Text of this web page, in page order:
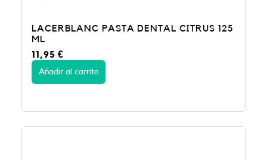
LACERBLANC PASTA DENTAL CITRUS 125
ML
11,95€
Añadir al carrito